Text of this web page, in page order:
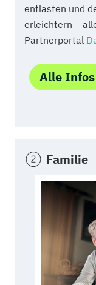
entlasten und
erleichtern –
Partnerportal
Alle
Familie